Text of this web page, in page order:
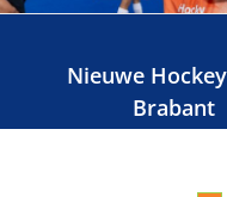
Nieuwe
Brabant